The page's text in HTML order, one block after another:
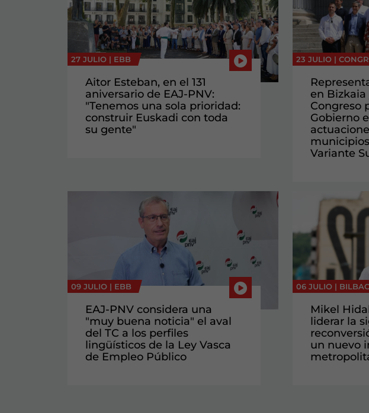
27 JULIO | EBB
Aitor Esteban, en el 131
aniversario de EAJ-PNV:
"Tenemos una sola prioridad:
construir Euskadi con toda
su gente"
23 JULIO |
en Bizkaia
Congreso
Gobierno
Variante
09 JULIO | EBB
EAJ-PNV considera una
"muy buena noticia" el aval
del TC a los perfiles
lingüísticos de la Ley Vasca
de Empleo Público
06 JULIO |
Mikel
liderar la
un nuevo